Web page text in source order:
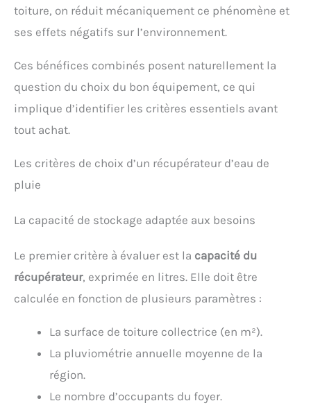
toiture, on réduit mécaniquement ce phénomène et
ses effets négatifs sur l’environnement.
Ces bénéfices combinés posent naturellement la
question du choix du bon équipement, ce qui
implique d’identifier les critères essentiels avant
tout achat.
Les critères de choix d’un récupérateur d’eau de
pluie
La capacité de stockage adaptée aux besoins
Le premier critère à évaluer est la capacité du
récupérateur, exprimée en litres. Elle doit être
calculée en fonction de plusieurs paramètres :
La surface de toiture collectrice (en m²).
La pluviométrie annuelle moyenne de la
région.
Le nombre d’occupants du foyer.